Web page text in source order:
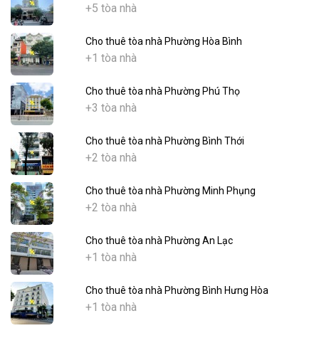
+5 tòa nhà
Cho thuê tòa nhà Phường Hòa Bình
+1 tòa nhà
Cho thuê tòa nhà Phường Phú Thọ
+3 tòa nhà
Cho thuê tòa nhà Phường Bình Thới
+2 tòa nhà
Cho thuê tòa nhà Phường Minh Phụng
+2 tòa nhà
Cho thuê tòa nhà Phường An Lạc
+1 tòa nhà
Cho thuê tòa nhà Phường Bình Hưng Hòa
+1 tòa nhà